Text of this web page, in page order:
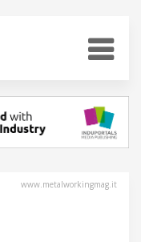
www.metalworkingmag.it